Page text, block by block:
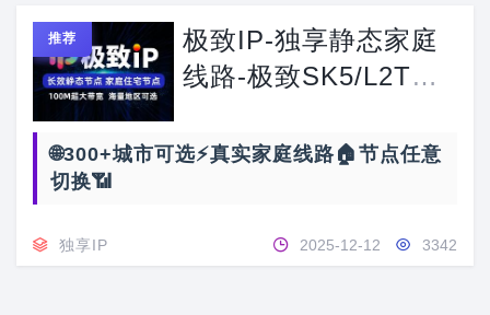
推荐
极致IP-独享静态家庭
线路-极致SK5/L2TP-
🌐300+城市可选⚡真实家庭线路🏠节点任意
切换📶
独享IP 2025-12-12 3342